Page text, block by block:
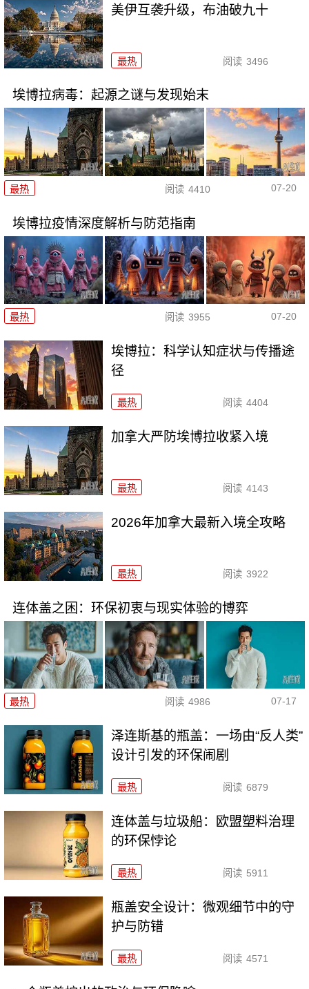
美伊互袭升级，布油破九十
最热 阅读 3496
埃博拉病毒：起源之谜与发现始末
最热 阅读 4410 07-20
埃博拉疫情深度解析与防范指南
最热 阅读 3955 07-20
埃博拉：科学认知症状与传播途
径
最热 阅读 4404
加拿大严防埃博拉收紧入境
最热 阅读 4143
2026年加拿大最新入境全攻略
最热 阅读 3922
连体盖之困：环保初衷与现实体验的博弈
最热 阅读 4986 07-17
泽连斯基的瓶盖：一场由“反人类”
设计引发的环保闹剧
最热 阅读 6879
连体盖与垃圾船：欧盟塑料治理
的环保悖论
最热 阅读 5911
瓶盖安全设计：微观细节中的守
护与防错
最热 阅读 4571